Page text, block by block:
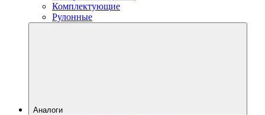
Комплектующие
Рулонные
Аналоги